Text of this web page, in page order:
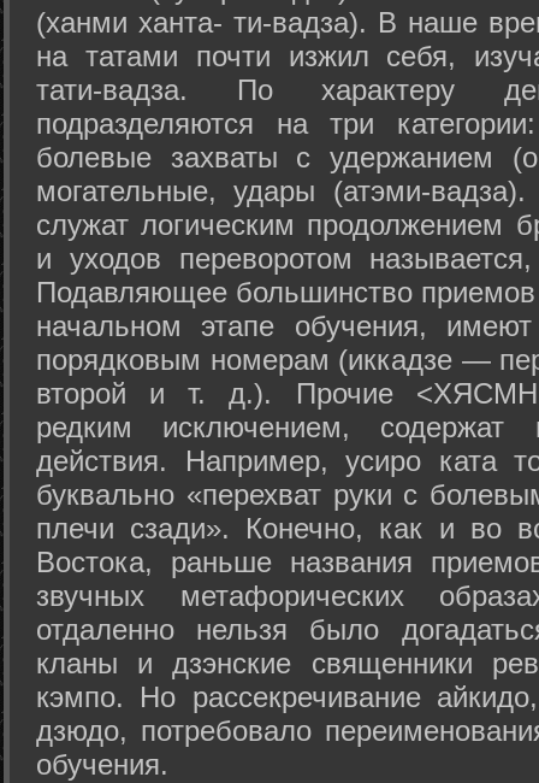
(ханми ханта- ти-вадза). В наше
на татами почти изжил себя,
тати-вадза. По характеру
подразделяются на три
болевые захваты с удержанием
могательные, удары (атэми-
служат логическим продолжением
и уходов переворотом
Подавляющее большинство
начальном этапе обучения,
порядковым номерам (иккадзе —
второй и т. д.). Прочие
редким исключением, содержат
действия. Например, усиро ката
буквально «перехват руки с
плечи сзади». Конечно, как и во
Востока, раньше названия
звучных метафорических
отдаленно нельзя было
кланы и дзэнские священники
кэмпо. Но рассекречивание
дзюдо, потребовало
обучения.